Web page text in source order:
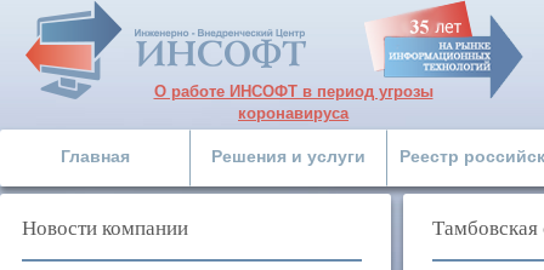
О работе ИНСОФТ в период угрозы
коронавируса
Главная Решения и услуги Реестр
Новости компании Тамбовская